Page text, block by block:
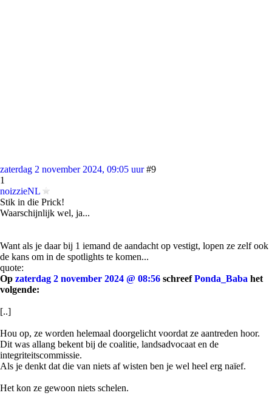
zaterdag 2 november 2024, 09:05 uur #9
1
noizzieNL
Stik in die Prick!
Waarschijnlijk wel, ja...
Want als je daar bij 1 iemand de aandacht op vestigt, lopen ze zelf ook
de kans om in de spotlights te komen...
quote:
Op zaterdag 2 november 2024 @ 08:56 schreefPonda_Baba het
volgende:
[..]
Hou op, ze worden helemaal doorgelicht voordat ze aantreden hoor.
Dit was allang bekent bij de coalitie, landsadvocaat en de
integriteitscommissie.
Als je denkt dat die van niets af wisten ben je wel heel erg naïef.
Het kon ze gewoon niets schelen.